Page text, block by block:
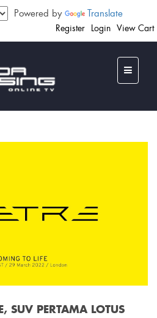
Powered by Translate
View Cart
Login
Register
SUV PERTAMA LOTUS